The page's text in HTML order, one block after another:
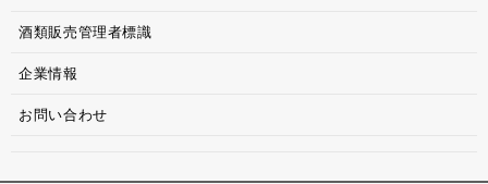
酒類販売管理者標識
企業情報
お問い合わせ